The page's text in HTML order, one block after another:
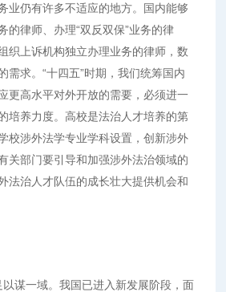
业仍有许多不适应的地方。国内能够
的律师、办理“双反双保”业务的律
织上诉机构独立办理业务的律师，数
需求。“十四五”时期，我们统筹国内
更高水平对外开放的需要，必须进一
培养力度。高校是法治人才培养的第
校涉外法学专业学科设置，创新涉外
关部门要引导和加强涉外法治领域的
法治人才队伍的成长壮大提供机会和
谋一域。我国已进入新发展阶段，面